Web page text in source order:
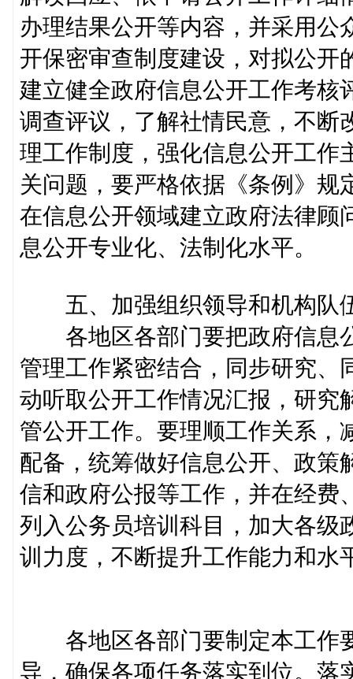
办理结果公开等内容，并采用公
开保密审查制度建设，对拟公开
建立健全政府信息公开工作考核
调查评议，了解社情民意，不断
理工作制度，强化信息公开工作
关问题，要严格依据《条例》规
在信息公开领域建立政府法律顾
息公开专业化、法制化水平。
五、加强组织领导和机构队
各地区各部门要把政府信息
管理工作紧密结合，同步研究、
动听取公开工作情况汇报，研究
管公开工作。要理顺工作关系，
配备，统筹做好信息公开、政策
信和政府公报等工作，并在经费
列入公务员培训科目，加大各级
训力度，不断提升工作能力和水
各地区各部门要制定本工作
导，确保各项任务落实到位。落